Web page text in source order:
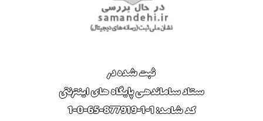
ثبت شده در
ستاد ساماندهی پایگاه های اینترنتی
کد شامد: 1-1-877919-65-0-1